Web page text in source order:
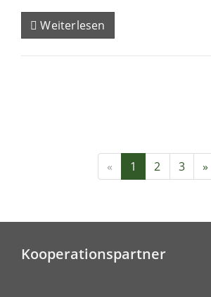
Weiterlesen
« 1 2 3 »
Kooperationspartner